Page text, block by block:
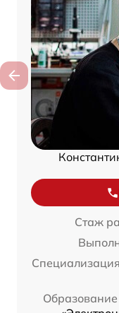
Стаж
Образование